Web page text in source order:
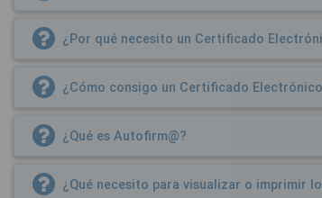
¿Por qué necesito un Certificado
¿Cómo consigo un Certificado
¿Qué es Autofirm@?
¿Qué necesito para visualizar o imprimir